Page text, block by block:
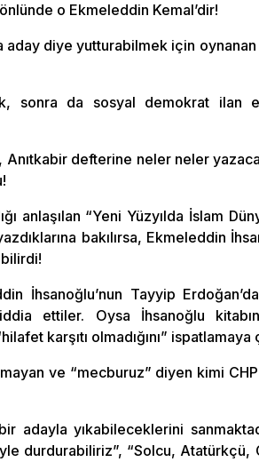
o Ekmeleddin Kemal’dir!
aday diye yutturabilmek için
sonra da sosyal demokrat ilan
Anıtkabir defterine neler neler
anlaşılan “Yeni Yüzyılda İslam
bakılırsa, Ekmeleddin
İhsanoğlu’nun Tayyip
iddia ettiler. Oysa İhsanoğlu
karşıtı olmadığını” ispatlamaya
ve “mecburuz” diyen kimi
bir adayla yıkabileceklerini
durdurabiliriz”, “Solcu,